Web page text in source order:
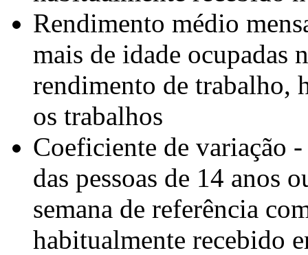
Rendimento médio
mais de idade ocupadas
rendimento de trabalho,
os trabalhos
Coeficiente de variação
das pessoas de 14 anos
semana de referência
habitualmente recebido